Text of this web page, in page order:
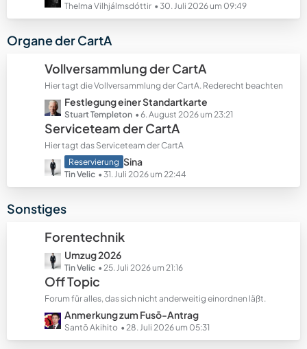
ä
e
e
e
t
r
ä
g
e
e
t
t
e
B
e
i
t
r
ä
g
e
Thelma Vilhjálmsdóttir 30. Juli 2026 um 09:49
Organe der CartA
Vollversammlung der CartA
Hier tagt die Vollversammlung der CartA. Rederecht beachten
L
e
t
z
t
e
B
i
r
ä
g
e
Festlegung einer Standartkarte
Stuart Templeton 6. August 2026 um 23:21
Serviceteam der CartA
Hier tagt das Serviceteam der CartA
L
e
t
t
e
B
e
i
t
r
ä
g
e
Reservierung Sina
Tin Velic 31. Juli 2026 um 22:44
Sonstiges
Forentechnik
L
e
t
z
t
e
B
Umzug 2026
Tin Velic 25. Juli 2026 um 21:16
Off Topic
Forum für alles, das sich nicht anderweitig einordnen läßt.
L
e
t
Anmerkung zum Fusō-Antrag
Santō Akihito 28. Juli 2026 um 05:31